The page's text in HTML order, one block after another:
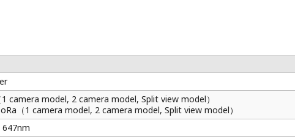
1 camera model, 2 camera model, Split view model）
（1 camera model, 2 camera model, Split view model）
647nm